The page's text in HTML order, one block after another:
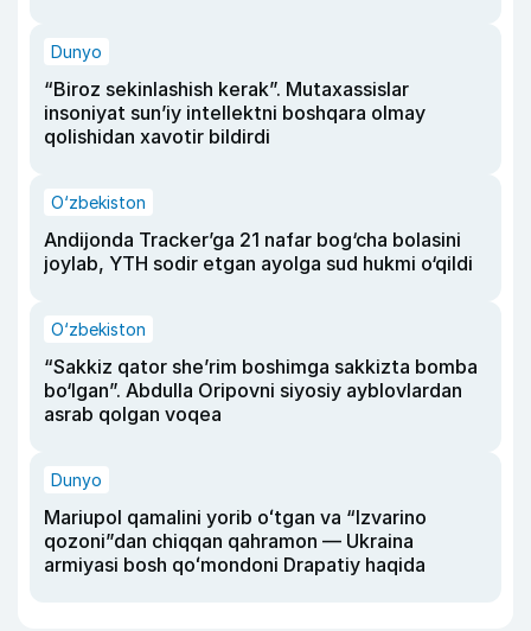
Dunyo
“Biroz sekinlashish kerak”. Mutaxassislar
insoniyat sun’iy intellektni boshqara olmay
qolishidan xavotir bildirdi
O‘zbekiston
Andijonda Tracker’ga 21 nafar bog‘cha bolasini
joylab, YTH sodir etgan ayolga sud hukmi o‘qildi
O‘zbekiston
“Sakkiz qator she’rim boshimga sakkizta bomba
bo‘lgan”. Abdulla Oripovni siyosiy ayblovlardan
asrab qolgan voqea
Dunyo
Mariupol qamalini yorib oʻtgan va “Izvarino
qozoni”dan chiqqan qahramon — Ukraina
armiyasi bosh qoʻmondoni Drapatiy haqida